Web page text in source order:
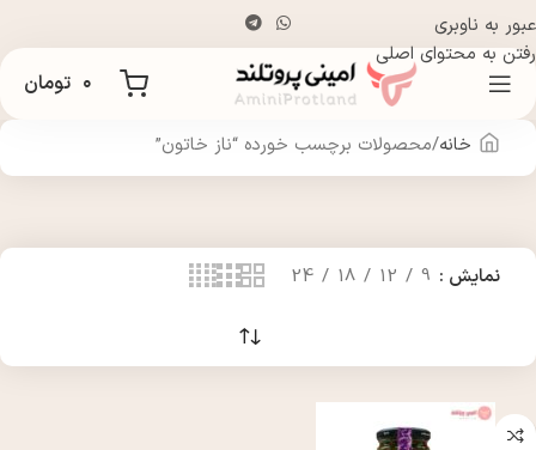
عبور به ناوبری
رفتن به محتوای اصلی
۰ تومان
خانه محصولات برچسب خورده “ناز خاتون”
نمایش 9
12
18
24